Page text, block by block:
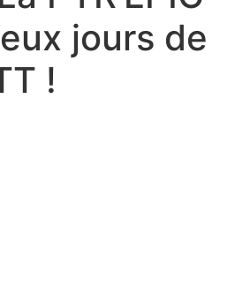
jours de
!